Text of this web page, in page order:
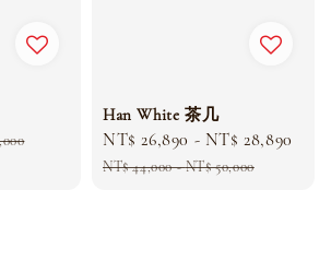
Han White 茶几
Sale
price
NT$ 26,890 - NT$ 28,890
NT$ 44,000-NT$ 50,000